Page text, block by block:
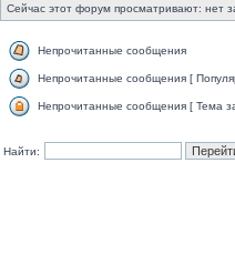
Сейчас этот форум просматривают: нет
Непрочитанные сообщения
Непрочитанные сообщения [
Непрочитанные сообщения [ Тема
Найти: